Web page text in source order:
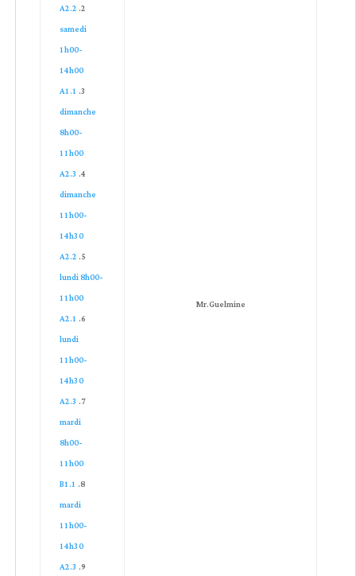
Mr.Guelmine
A2.2
samedi
1h00-
14h00
A1.1
dimanche
8h00-
11h00
A2.3
dimanche
11h00-
14h30
A2.2
lundi 8h00-
11h00
A2.1
lundi
11h00-
14h30
A2.3
mardi
8h00-
11h00
B1.1
mardi
11h00-
14h30
A2.3